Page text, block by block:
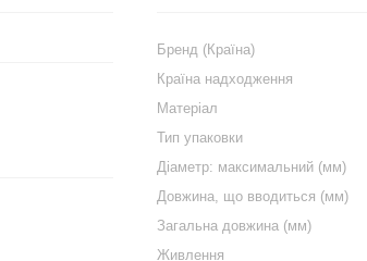
Бренд (Країна)
Країна надходження
Матеріал
Тип упаковки
Діаметр: максимальний (мм)
Довжина, що вводиться (мм)
Загальна довжина (мм)
Живлення